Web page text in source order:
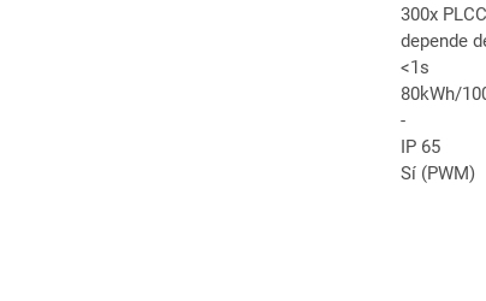
300x
depende
<1s
80kWh/
-
IP 65
Sí (PWM)